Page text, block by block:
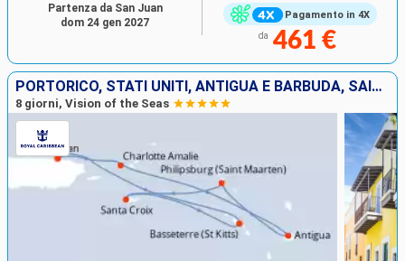
Pagamento in 4X
da 461 €
Partenza da San Juan
dom 24 gen 2027
PORTORICO, STATI UNITI, ANTIGUA E BARBUDA, SAINT MARTIN, SAINT CROIX, SAN CRISTOFORO E NEVIS
8 giorni, Vision of the Seas